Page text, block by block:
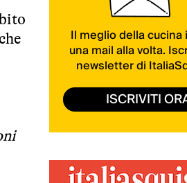
Il meglio della cucina
una mail alla volta.
newsletter di
ISCRIVITI